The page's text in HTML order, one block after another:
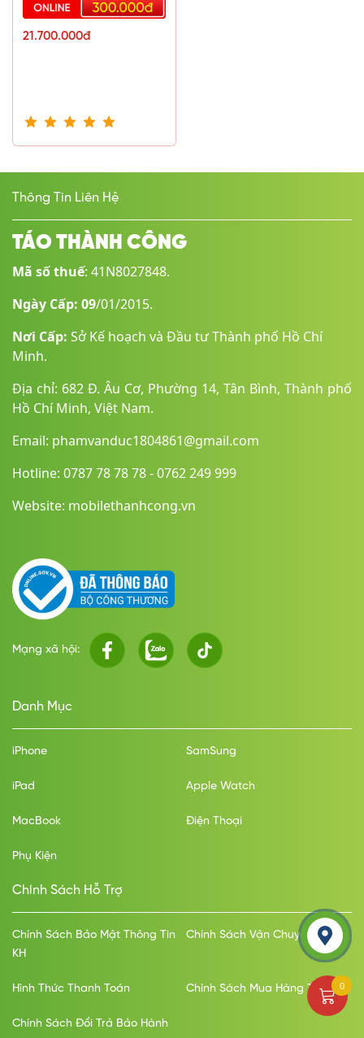
21.700.000đ
Thông Tin Liên Hệ
TÁO THÀNH CÔNG
Mã số thuế: 41N8027848.
Ngày Cấp: 09/01/2015.
Nơi Cấp: Sở Kế hoạch và Đầu tư Thành phố Hồ Chí
Minh.
Địa chỉ: 682 Đ. Âu Cơ, Phường 14, Tân Bình, Thành phố
Hồ Chí Minh, Việt Nam.
Email: phamvanduc1804861@gmail.com
Hotline: 0787 78 78 78 - 0762 249 999
Website: mobilethanhcong.vn
Mạng xã hội:
Danh Mục
iPhone SamSung
iPad Apple Watch
MacBook Điện Thoại
Phụ Kiện
Chính Sách Hỗ Trợ
Chính Sách Bảo Mật Thông Tin
KH
Chính Sách Vận Chuyển
Hình Thức Thanh Toán Chính Sách Mua Hàng Trả Góp
Chính Sách Đổi Trả Bảo Hành
0